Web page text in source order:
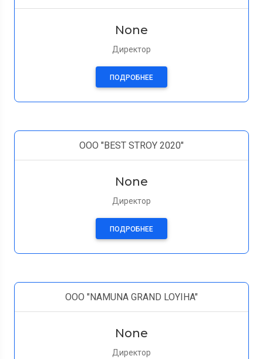
None
Директор
ПОДРОБНЕЕ
OOO "BEST STROY 2020"
None
Директор
ПОДРОБНЕЕ
ООО "NAMUNA GRAND LOYIHA"
None
Директор